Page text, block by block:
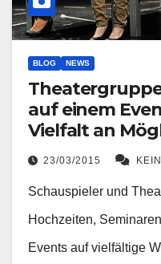
BLOG NEWS
auf einem
Vielfalt an
23/03/2015
Schauspieler und
Hochzeiten,
Events auf vielfältige